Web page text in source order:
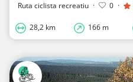
Ruta ciclista recreatiu · 0 ·
28,2 km 166 m